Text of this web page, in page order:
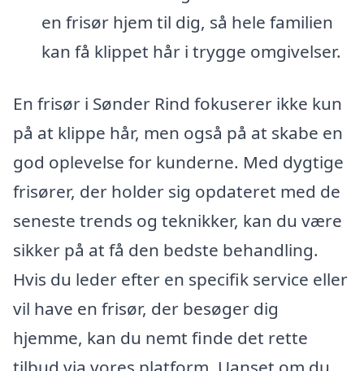
en frisør hjem til dig, så hele familien
kan få klippet hår i trygge omgivelser.
En frisør i Sønder Rind fokuserer ikke kun
på at klippe hår, men også på at skabe en
god oplevelse for kunderne. Med dygtige
frisører, der holder sig opdateret med de
seneste trends og teknikker, kan du være
sikker på at få den bedste behandling.
Hvis du leder efter en specifik service eller
vil have en frisør, der besøger dig
hjemme, kan du nemt finde det rette